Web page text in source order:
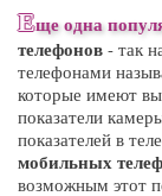
Еще одна
телефонов - так
телефонами
которые имеют
показатели
показателей в
мобильных
возможным этот